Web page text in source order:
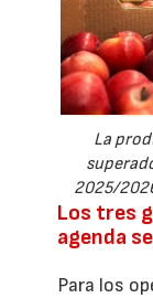
La
2025/
Los tres
agenda
Para los